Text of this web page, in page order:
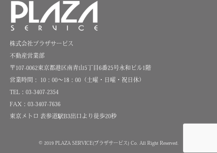
株式会社プラザサービス
不動産営業部
〒107-0062東京都港区南青山5丁目6番25号永和ビル1階
営業時間： 10：00～18：00（土曜・日曜・祝日休）
TEL：03-3407-2354
FAX：03-3407-7636
東京メトロ 表参道駅B3出口より徒歩20秒
© 2019 PLAZA SERVICE(プラザサービス) Co. All Right Reserved.